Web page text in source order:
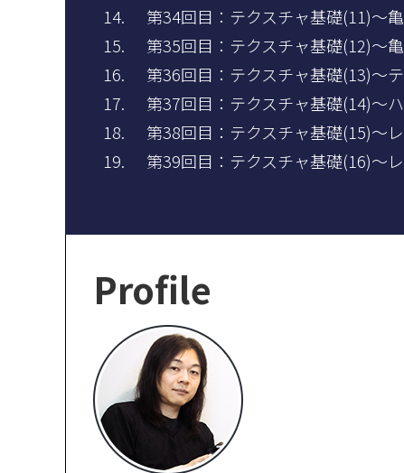
第34回目：テクスチャ基礎(11)～
第35回目：テクスチャ基礎(12)～
第36回目：テクスチャ基礎(13)～
第37回目：テクスチャ基礎(14)～
第38回目：テクスチャ基礎(15)～
第39回目：テクスチャ基礎(16)～
Profile